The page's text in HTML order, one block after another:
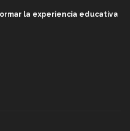
la experiencia educativa